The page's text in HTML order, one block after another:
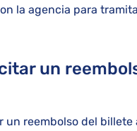
la agencia para
un
un reembolso del billete